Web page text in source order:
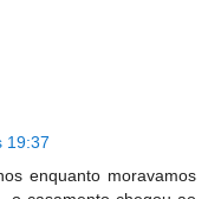
19:37
enquanto moravamos